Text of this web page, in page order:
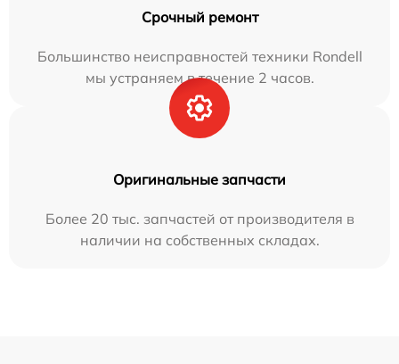
Срочный ремонт
Большинство неисправностей техники Rondell
мы устраняем в течение 2 часов.
Оригинальные запчасти
Более 20 тыс. запчастей от производителя в
наличии на собственных складах.